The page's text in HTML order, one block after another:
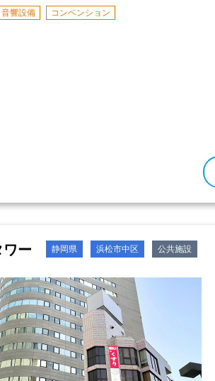
音響設備 コンベンション
ー 静岡県 浜松市中区 公共施設